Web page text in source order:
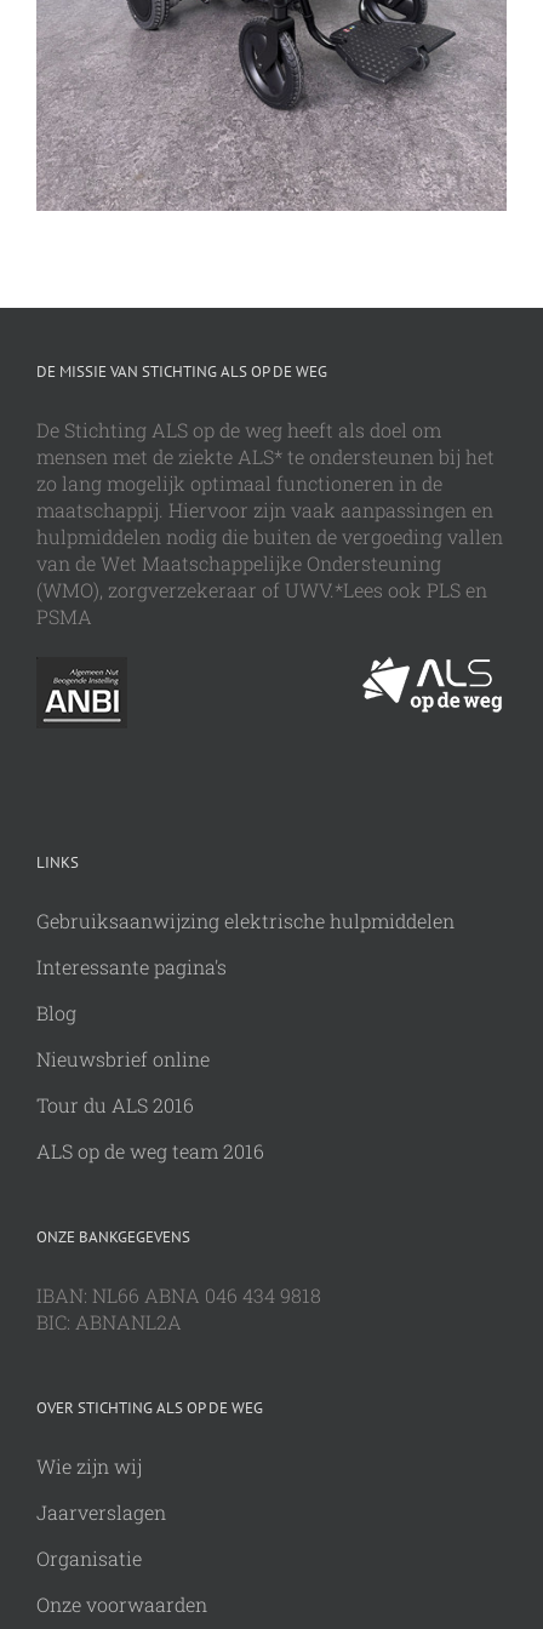
DE MISSIE VAN STICHTING ALS OP DE WEG
De Stichting ALS op de weg heeft als doel om
mensen met de ziekte ALS* te ondersteunen bij het
zo lang mogelijk optimaal functioneren in de
maatschappij. Hiervoor zijn vaak aanpassingen en
hulpmiddelen nodig die buiten de vergoeding vallen
van de Wet Maatschappelijke Ondersteuning
(WMO), zorgverzekeraar of UWV.*Lees ook PLS en
PSMA
LINKS
Gebruiksaanwijzing elektrische hulpmiddelen
Interessante pagina's
Blog
Nieuwsbrief online
Tour du ALS 2016
ALS op de weg team 2016
ONZE BANKGEGEVENS
IBAN: NL66 ABNA 046 434 9818
BIC: ABNANL2A
OVER STICHTING ALS OP DE WEG
Wie zijn wij
Jaarverslagen
Organisatie
Onze voorwaarden